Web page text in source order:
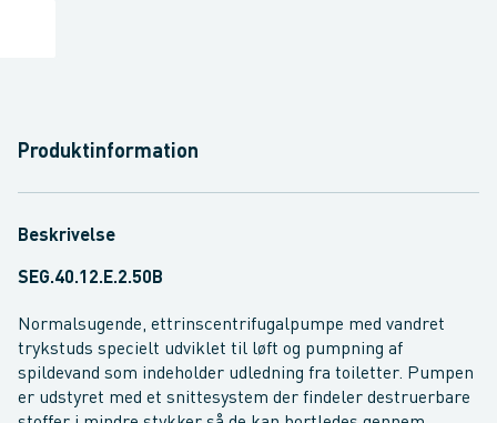
Produktinformation
Beskrivelse
SEG.40.12.E.2.50B
Normalsugende, ettrinscentrifugalpumpe med vandret
trykstuds specielt udviklet til løft og pumpning af
spildevand som indeholder udledning fra toiletter. Pumpen
er udstyret med et snittesystem der findeler destruerbare